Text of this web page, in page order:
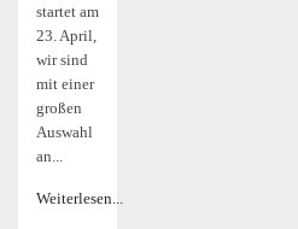
startet am
23. April,
wir sind
mit einer
großen
Auswahl
an...
Weiterlesen...